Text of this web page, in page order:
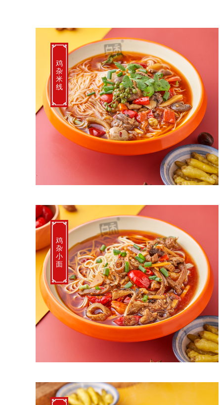
鸡
杂
米
线
鸡
杂
小
面